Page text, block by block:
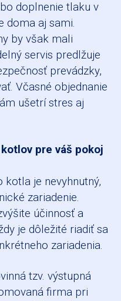
doplnenie tlaku v
doma aj sami.
by však mali
servis predlžuje
prevádzky,
Včasné objednanie
ušetrí stres aj
pre váš pokoj
kotla je nevyhnutný,
zariadenie.
účinnosť a
je dôležité riadiť sa
zariadenia.
tzv. výstupná
firma pri